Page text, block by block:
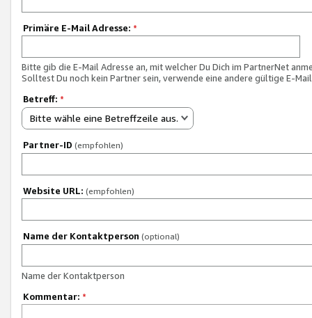
Primäre E-Mail Adresse: *
Bitte gib die E-Mail Adresse an, mit welcher Du Dich im PartnerNet
Solltest Du noch kein Partner sein, verwende eine andere gültige E-
Betreff: *
Bitte wähle eine Betreffzeile aus.
Partner-ID (empfohlen)
Website URL: (empfohlen)
Name der Kontaktperson (optional)
Name der Kontaktperson
Kommentar: *